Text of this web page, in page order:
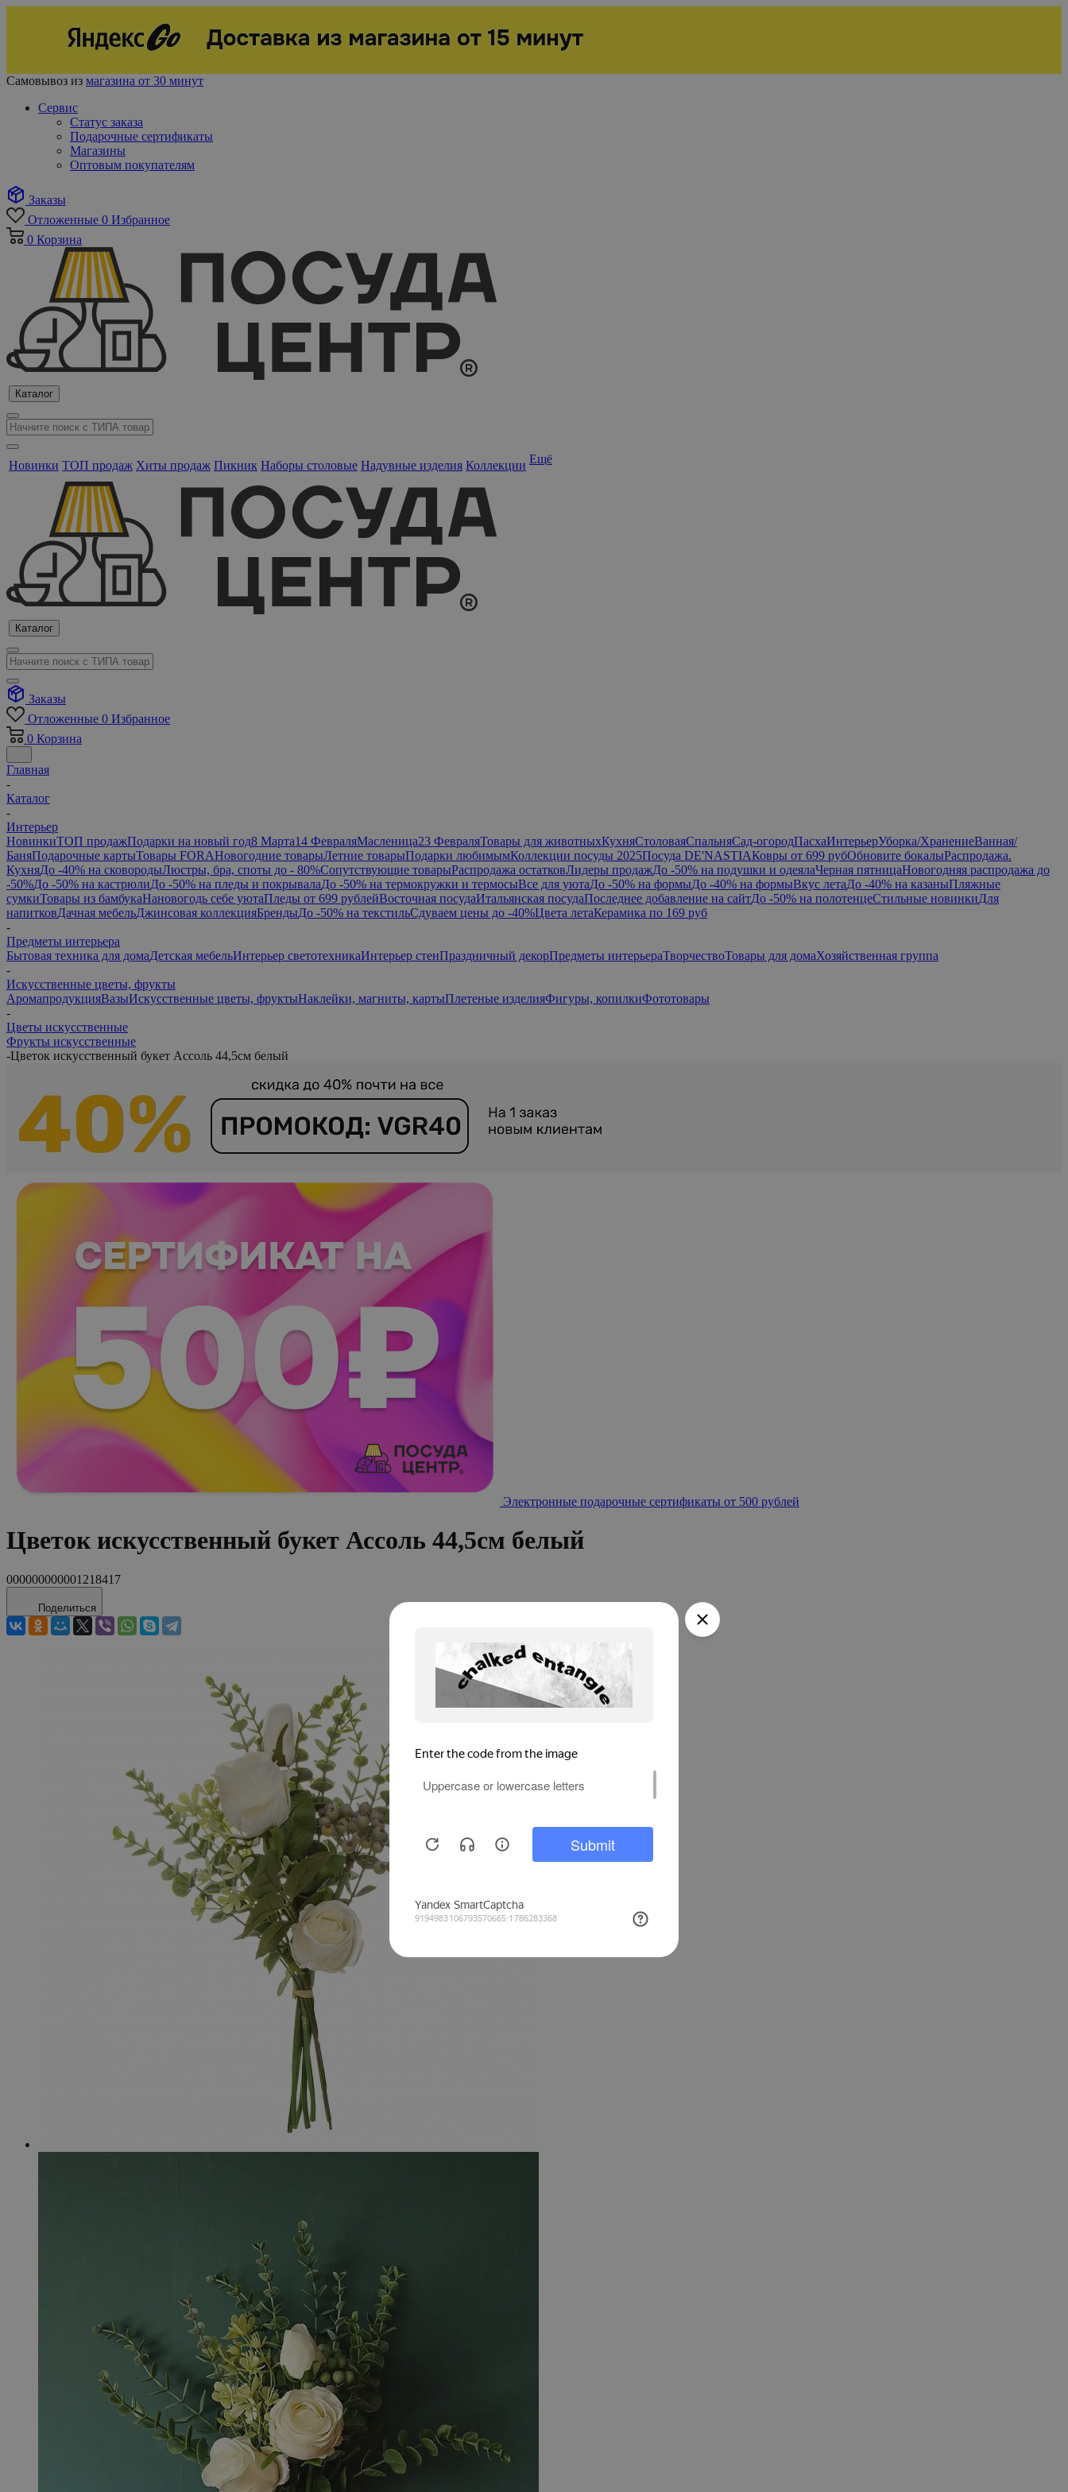
Самовывоз из магазина от 30 минут
Сервис
Статус заказа
Подарочные сертификаты
Магазины
Оптовым покупателям
Заказы
Отложенные 0 Избранное
0 Корзина
Каталог
Новинки ТОП продаж Хиты продаж Пикник Наборы столовые Надувные изделия Коллекции Ещё
Каталог
Заказы
Отложенные 0 Избранное
0 Корзина
Главная
-
Каталог
-
Интерьер
НовинкиТОП продажПодарки на новый год8 Марта14 ФевраляМасленица23 ФевраляТовары для животныхКухняСтоловаяСпальняСад-огородПасхаИнтерьерУборка/ХранениеВанная/
БаняПодарочные картыТовары FORAНовогодние товарыЛетние товарыПодарки любимымКоллекции посуды 2025Посуда DE'NASTIAКовры от 699 рубОбновите бокалыРаспродажа.
КухняДо -40% на сковородыЛюстры, бра, споты до - 80%Сопутствующие товарыРаспродажа остатковЛидеры продажДо -50% на подушки и одеялаЧерная пятницаНовогодняя распродажа до
-50%До -50% на кастрюлиДо -50% на пледы и покрывалаДо -50% на термокружки и термосыВсе для уютаДо -50% на формыДо -40% на формыВкус летаДо -40% на казаныПляжные
сумкиТовары из бамбукаНановогодь себе уютаПледы от 699 рублейВосточная посудаИтальянская посудаПоследнее добавление на сайтДо -50% на полотенцеСтильные новинкиДля
напитковДачная мебельДжинсовая коллекцияБрендыДо -50% на текстильСдуваем цены до -40%Цвета летаКерамика по 169 руб
-
Предметы интерьера
Бытовая техника для домаДетская мебельИнтерьер светотехникаИнтерьер стенПраздничный декорПредметы интерьераТворчествоТовары для домаХозяйственная группа
-
Искусственные цветы, фрукты
АромапродукцияВазыИскусственные цветы, фруктыНаклейки, магниты, картыПлетеные изделияФигуры, копилкиФототовары
-
Цветы искусственные
Фрукты искусственные
-Цветок искусственный букет Ассоль 44,5см белый
Электронные подарочные сертификаты от 500 рублей
Цветок искусственный букет Ассоль 44,5см белый
000000000001218417
Поделиться